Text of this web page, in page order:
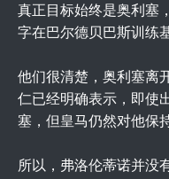
真正目标始终是奥利塞
字在巴尔德贝巴斯训练
他们很清楚，奥利塞离
仁已经明确表示，即使
塞，但皇马仍然对他保
所以，弗洛伦蒂诺并没